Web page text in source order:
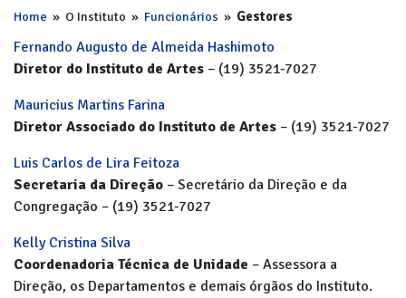
Home » O Instituto » Funcionários » Gestores
Fernando Augusto de Almeida Hashimoto
Diretor do Instituto de Artes – (19) 3521-7027
Mauricius Martins Farina
Diretor Associado do Instituto de Artes – (19) 3521-7027
Luis Carlos de Lira Feitoza
Secretaria da Direção – Secretário da Direção e da
Congregação – (19) 3521-7027
Kelly Cristina Silva
Coordenadoria Técnica de Unidade – Assessora a
Direção, os Departamentos e demais órgãos do Instituto.